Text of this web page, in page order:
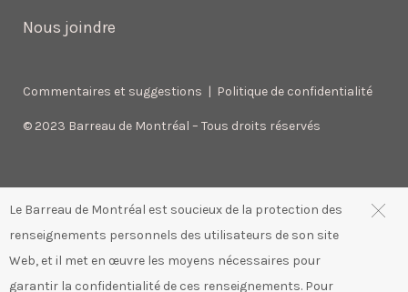
Le Barreau de Montréal est soucieux de la protection des
renseignements personnels des utilisateurs de son site
Web, et il met en œuvre les moyens nécessaires pour
garantir la confidentialité de ces renseignements. Pour
Nous joindre
Commentaires et suggestions Politique de confidentialité
© 2023 Barreau de Montréal – Tous droits réservés